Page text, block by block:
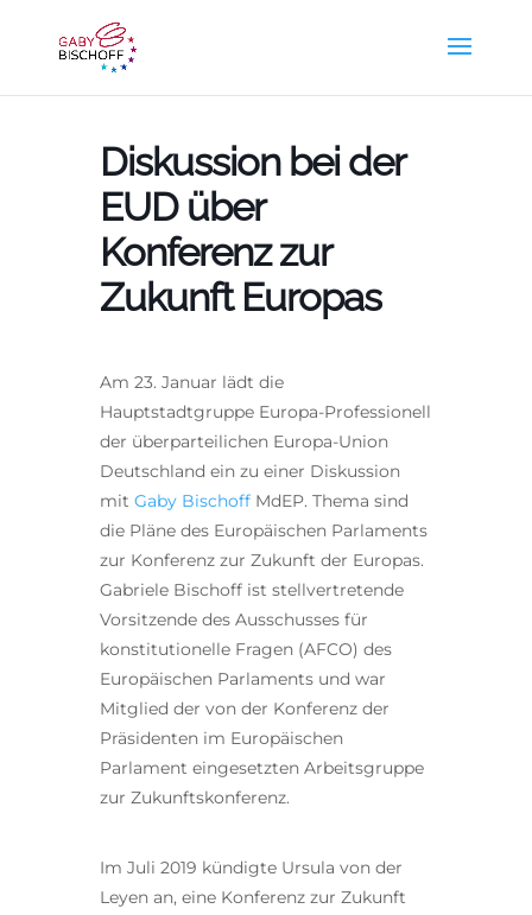
Diskussion bei der
EUD über
Konferenz zur
Zukunft Europas
Am 23. Januar lädt die
Hauptstadtgruppe Europa-Professionell
der überparteilichen Europa-Union
Deutschland ein zu einer Diskussion
mit Gaby Bischoff MdEP. Thema sind
die Pläne des Europäischen Parlaments
zur Konferenz zur Zukunft der Europas.
Gabriele Bischoff ist stellvertretende
Vorsitzende des Ausschusses für
konstitutionelle Fragen (AFCO) des
Europäischen Parlaments und war
Mitglied der von der Konferenz der
Präsidenten im Europäischen
Parlament eingesetzten Arbeitsgruppe
zur Zukunftskonferenz.
Im Juli 2019 kündigte Ursula von der
Leyen an, eine Konferenz zur Zukunft